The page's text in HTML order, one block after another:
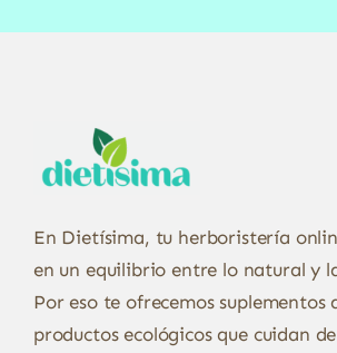
En Dietísima, tu herboristería
en un equilibrio entre lo natural y
Por eso te ofrecemos suplementos
productos ecológicos que cuidan